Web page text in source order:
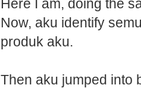
Here I am, doing the
Now, aku identify
produk aku.
Then aku jumped into